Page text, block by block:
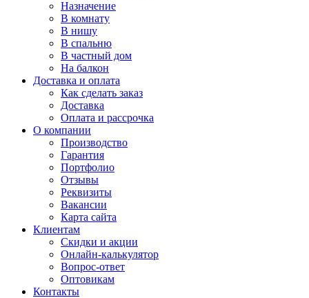
Назначение
В комнату
В нишу
В спальню
В частный дом
На балкон
Доставка и оплата
Как сделать заказ
Доставка
Оплата и рассрочка
О компании
Производство
Гарантия
Портфолио
Отзывы
Реквизиты
Вакансии
Карта сайта
Клиентам
Скидки и акции
Онлайн-калькулятор
Вопрос-ответ
Оптовикам
Контакты